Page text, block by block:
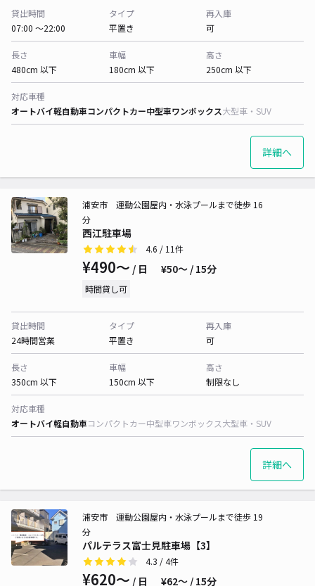
貸出時間
07:00 〜22:00
タイプ
平置き
再入庫
可
長さ
480cm 以下
車幅
180cm 以下
高さ
250cm 以下
対応車種
オートバイ軽自動車コンパクトカー中型車ワンボックス大型車・SUV
詳細へ
西江駐車場
浦安市 運動公園屋内・水泳プールまで徒歩 16
分
4.6 / 11件
¥490〜 / 日 ¥50〜 / 15分
時間貸し可
貸出時間
24時間営業
タイプ
平置き
再入庫
可
長さ
350cm 以下
車幅
150cm 以下
高さ
制限なし
対応車種
オートバイ軽自動車コンパクトカー中型車ワンボックス大型車・SUV
詳細へ
パルテラス富士見駐車場【3】
浦安市 運動公園屋内・水泳プールまで徒歩 19
分
4.3 / 4件
¥620〜 / 日 ¥62〜 / 15分